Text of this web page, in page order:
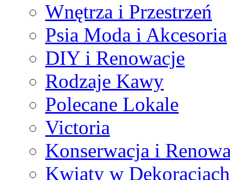
Wnętrza i Przestrzeń
Psia Moda i Akcesoria
DIY i Renowacje
Rodzaje Kawy
Polecane Lokale
Victoria
Konserwacja i
Kwiaty w